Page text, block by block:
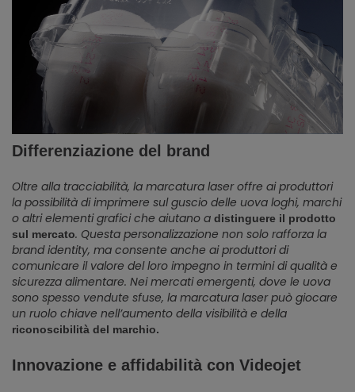
Differenziazione del brand
Oltre alla tracciabilità, la marcatura laser offre ai produttori
la possibilità di imprimere sul guscio delle uova loghi, marchi
o altri elementi grafici che aiutano a distinguere il prodotto
sul mercato. Questa personalizzazione non solo rafforza la
brand identity, ma consente anche ai produttori di
comunicare il valore del loro impegno in termini di qualità e
sicurezza alimentare. Nei mercati emergenti, dove le uova
sono spesso vendute sfuse, la marcatura laser può giocare
un ruolo chiave nell’aumento della visibilità e della
riconoscibilità del marchio.
Innovazione e affidabilità con Videojet